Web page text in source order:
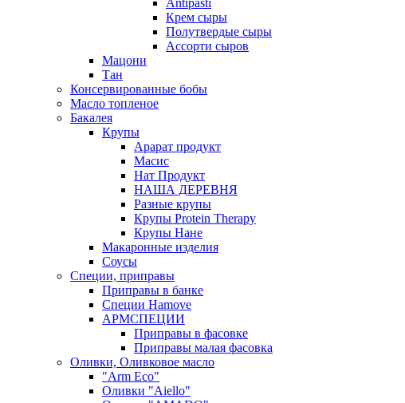
Antipasti
Крем сыры
Полутвердые сыры
Ассорти сыров
Мацони
Тан
Консервированные бобы
Масло топленое
Бакалея
Крупы
Арарат продукт
Масис
Нат Продукт
НАША ДЕРЕВНЯ
Разные крупы
Крупы Protein Therapy
Крупы Нане
Макаронные изделия
Соусы
Специи, приправы
Приправы в банке
Специи Hamove
АРМСПЕЦИИ
Приправы в фасовке
Приправы малая фасовка
Оливки, Оливковое масло
"Arm Eco"
Оливки "Aiello"